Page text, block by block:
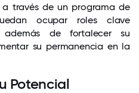
través de un programa de
ocupar roles clave
de fortalecer su
su permanencia en la
Potencial